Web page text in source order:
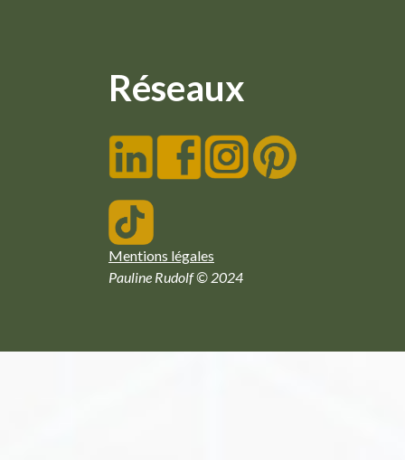
Réseaux
Mentions légales
Pauline Rudolf © 2024